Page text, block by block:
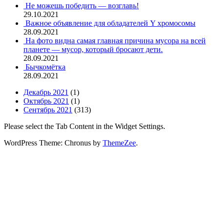
Не можешь победить — возглавь!
29.10.2021
Важное объявление для обладателей Y хромосомы
28.09.2021
На фото видна самая главная причина мусора на всей
планете — мусор, который бросают дети.
28.09.2021
Бычкомётка
28.09.2021
Декабрь 2021 (1)
Октябрь 2021 (1)
Сентябрь 2021 (313)
Please select the Tab Content in the Widget Settings.
WordPress Theme: Chronus by ThemeZee.